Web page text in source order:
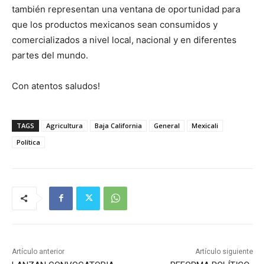
también representan una ventana de oportunidad para
que los productos mexicanos sean consumidos y
comercializados a nivel local, nacional y en diferentes
partes del mundo.
Con atentos saludos!
TAGS Agricultura Baja California General
Mexicali
Política
Artículo anterior Artículo siguiente